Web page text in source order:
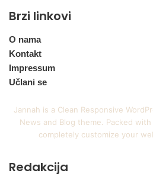
Brzi linkovi
O nama
Kontakt
Impressum
Učlani se
Jannah is a Clean Responsive
News and Blog theme. Packed
completely customize your
Redakcija